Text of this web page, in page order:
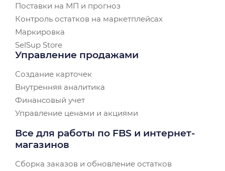
Поставки на МП и прогноз
Контроль остатков на маркетплейсах
Маркировка
SelSup Store
Управление продажами
Создание карточек
Внутренняя аналитика
Финансовый учет
Управление ценами и акциями
Все для работы по FBS и интернет-
магазинов
Сборка заказов и обновление остатков